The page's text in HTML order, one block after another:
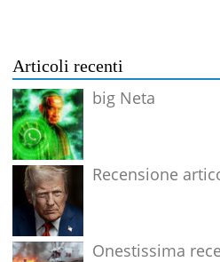
Articoli recenti
big Neta
Recensione
Onestissima